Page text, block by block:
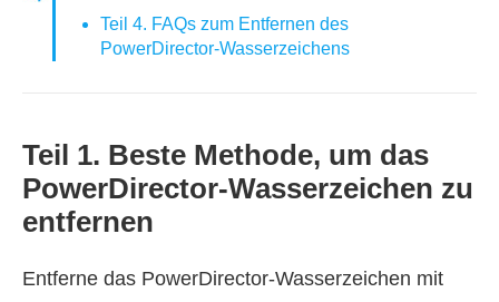
Teil 4. FAQs zum Entfernen des
PowerDirector‑Wasserzeichens
Teil 1. Beste Methode, um das
PowerDirector‑Wasserzeichen zu
entfernen
Entferne das PowerDirector‑Wasserzeichen mit